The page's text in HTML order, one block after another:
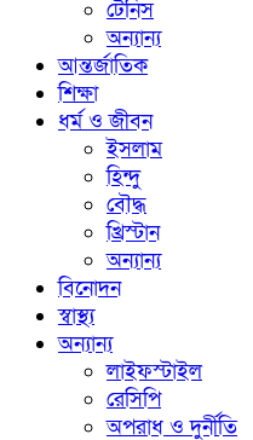
টেনিস
অন্যান্য
আন্তর্জাতিক
শিক্ষা
ধর্ম ও জীবন
ইসলাম
হিন্দু
বৌদ্ধ
খ্রিস্টান
অন্যান্য
বিনোদন
স্বাস্থ্য
অন্যান্য
লাইফস্টাইল
রেসিপি
অপরাধ ও দুর্নীতি